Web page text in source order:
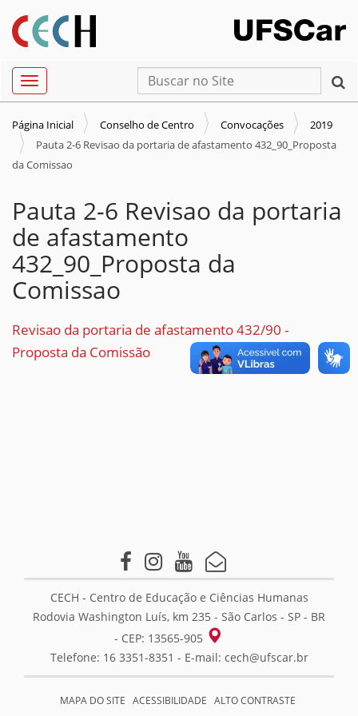
Busca
Busca Avançada…
MAPA DO SITE ACESSIBILIDADE ALTO CONTRASTE
Toggle navigation
Página Inicial Conselho de Centro Convocações
2019
Pauta 2-6 Revisao da portaria de afastamento 432_90_Proposta
da Comissao
Pauta 2-6 Revisao da portaria
de afastamento
432_90_Proposta da
Comissao
Revisao da portaria de afastamento 432/90 -
Proposta da Comissão
CECH - Centro de Educação e Ciências Humanas
Rodovia Washington Luís, km 235 - São Carlos - SP - BR
- CEP: 13565-905
Telefone: 16 3351-8351 - E-mail: cech@ufscar.br